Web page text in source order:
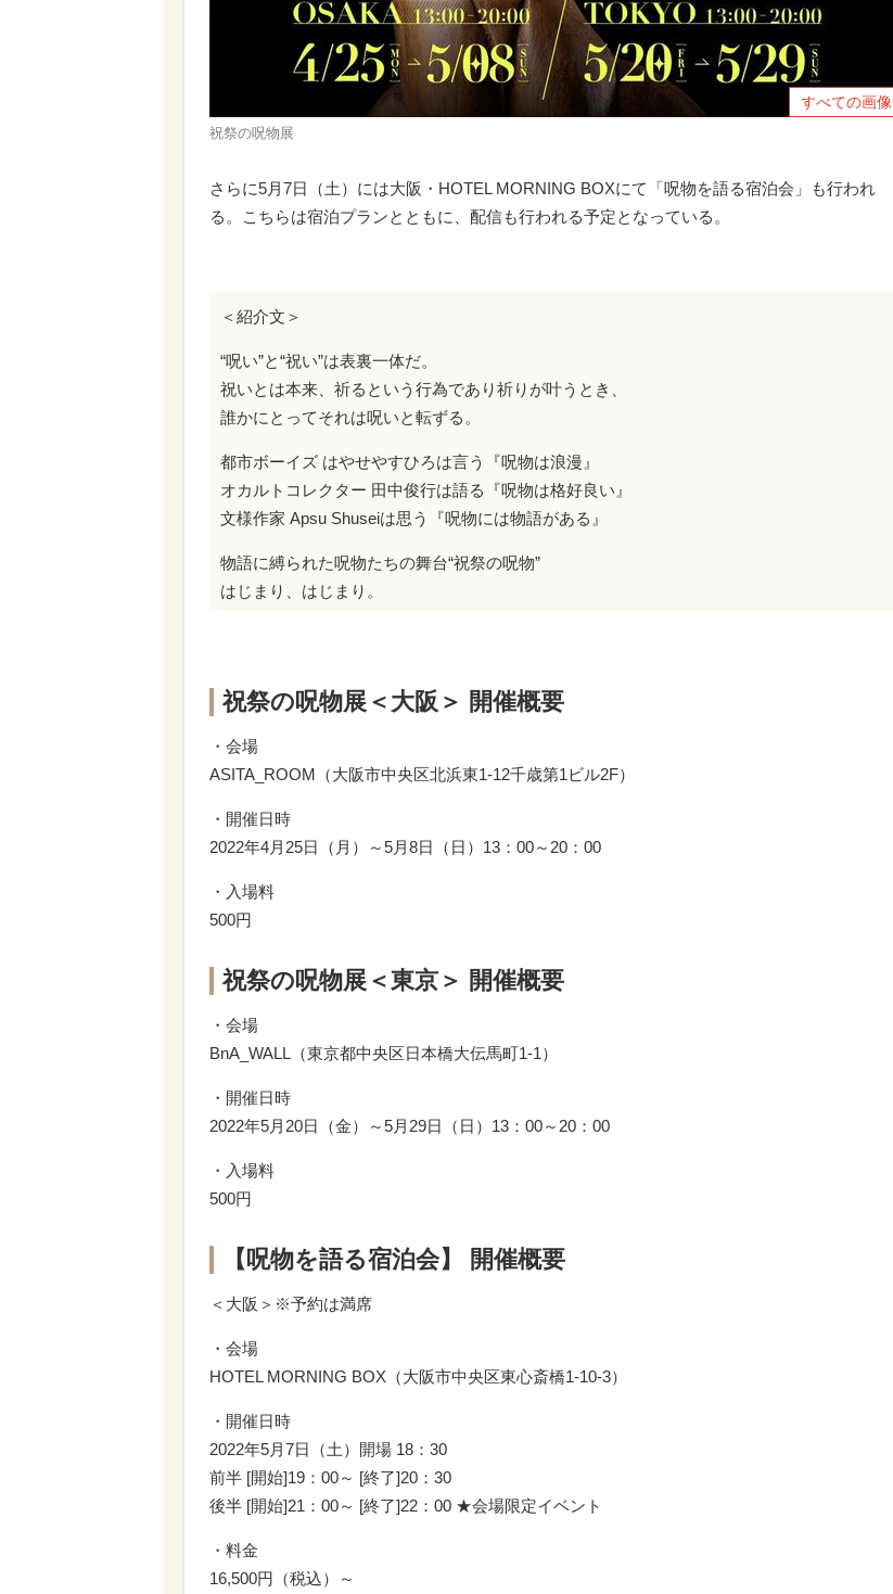
すべての画像
祝祭の呪物展
さらに5月7日（土）には大阪・HOTEL MORNING BOXにて「呪物を語る宿泊会」も行われ
る。こちらは宿泊プランとともに、配信も行われる予定となっている。
＜紹介文＞
“呪い”と“祝い”は表裏一体だ。
祝いとは本来、祈るという行為であり祈りが叶うとき、
誰かにとってそれは呪いと転ずる。
都市ボーイズ はやせやすひろは言う『呪物は浪漫』
オカルトコレクター 田中俊行は語る『呪物は格好良い』
文様作家 Apsu Shuseiは思う『呪物には物語がある』
物語に縛られた呪物たちの舞台“祝祭の呪物”
はじまり、はじまり。
祝祭の呪物展＜大阪＞ 開催概要
・会場
ASITA_ROOM（大阪市中央区北浜東1-12千歳第1ビル2F）
・開催日時
2022年4月25日（月）～5月8日（日）13：00～20：00
・入場料
500円
祝祭の呪物展＜東京＞ 開催概要
・会場
BnA_WALL（東京都中央区日本橋大伝馬町1-1）
・開催日時
2022年5月20日（金）～5月29日（日）13：00～20：00
・入場料
500円
【呪物を語る宿泊会】 開催概要
＜大阪＞※予約は満席
・会場
HOTEL MORNING BOX（大阪市中央区東心斎橋1-10-3）
・開催日時
2022年5月7日（土）開場 18：30
前半 [開始]19：00～ [終了]20：30
後半 [開始]21：00～ [終了]22：00 ★会場限定イベント
・料金
16,500円（税込）～